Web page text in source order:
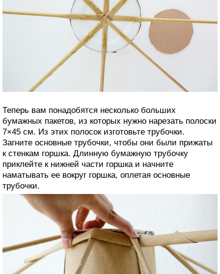
Теперь вам понадобятся несколько больших
бумажных пакетов, из которых нужно нарезать полоски
7×45 см. Из этих полосок изготовьте трубочки.
Загните основные трубочки, чтобы они были прижаты
к стенкам горшка. Длинную бумажную трубочку
приклейте к нижней части горшка и начните
наматывать ее вокруг горшка, оплетая основные
трубочки.